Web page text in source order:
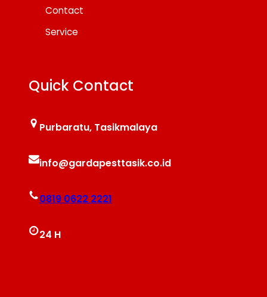
Contact
Service
Quick Contact
Purbaratu, Tasikmalaya
info@gardapesttasik.co.id
0819 0622 2221
24 H